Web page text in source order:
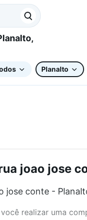
Planalto
joao jose
conte -
realizar uma